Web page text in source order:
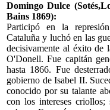
Domingo Dulce
Bains 1869):
Participó en la
Cataluña y luchó en las
decisivamente al éxito de
O'Donell. Fue capitán
hasta 1866. Fue
gobierno de Isabel II.
conocido por su talante
con los intereses criollos;